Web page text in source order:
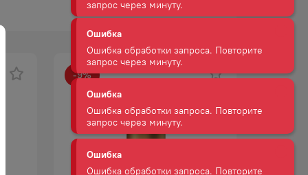
-9% -9%
Ошибка обработки запроса. Повторите
запрос через минуту.
Ошибка
Ошибка обработки запроса. Повторите
Ошибка
Ошибка обработки запроса. Повторите
запрос через минуту.